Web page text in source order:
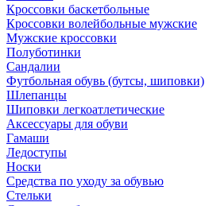
Кроссовки баскетбольные
Кроссовки волейбольные мужские
Мужские кроссовки
Полуботинки
Сандалии
Футбольная обувь (бутсы, шиповки)
Шлепанцы
Шиповки легкоатлетические
Аксессуары для обуви
Гамаши
Ледоступы
Носки
Средства по уходу за обувью
Стельки